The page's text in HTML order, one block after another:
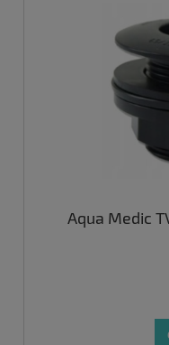
Aqua Medic